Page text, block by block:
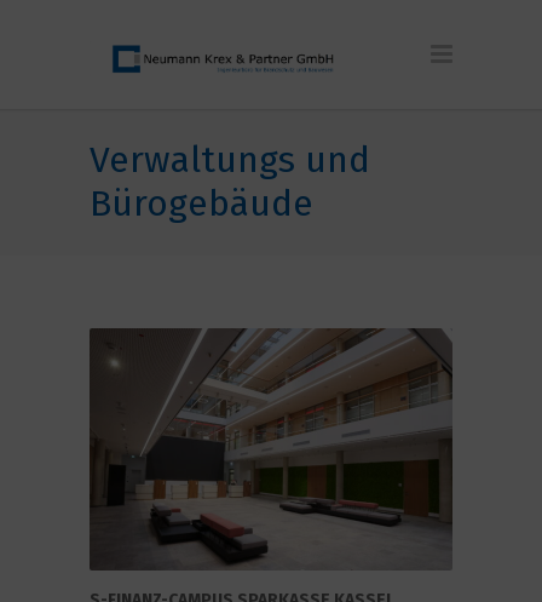
Verwaltungs und
Bürogebäude